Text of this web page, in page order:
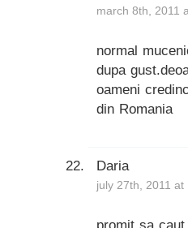
march 8th, 2011
normal
dupa
oameni
din Romania
Daria
july 27th, 2011 at
promit sa